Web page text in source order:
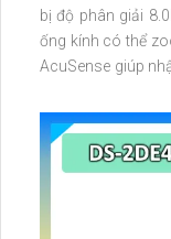
bị độ phân giải
ống kính có thể
AcuSense giúp